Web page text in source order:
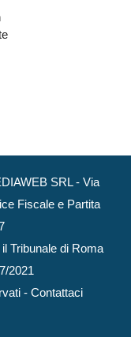
SRL - Via
Fiscale e Partita
Tribunale di Roma
2021
- Contattaci